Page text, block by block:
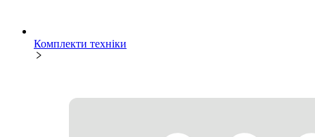
Комплекти техніки